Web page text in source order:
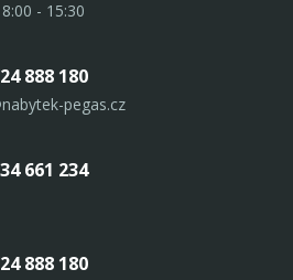
- 15:30
888 180
pegas.cz
661 234
888 180